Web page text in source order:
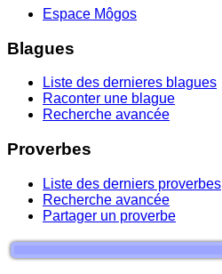
Espace Môgos
Blagues
Liste des dernieres blagues
Raconter une blague
Recherche avancée
Proverbes
Liste des derniers proverbes
Recherche avancée
Partager un proverbe